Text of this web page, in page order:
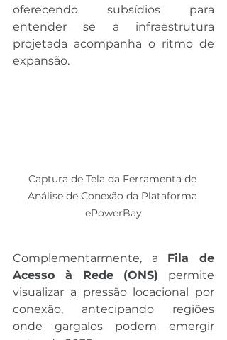
oferecendo subsídios para
entender se a infraestrutura
projetada acompanha o ritmo de
expansão.
Captura de Tela da Ferramenta de
Análise de Conexão da Plataforma
ePowerBay
Complementarmente, a Fila de
Acesso à Rede (ONS) permite
visualizar a pressão locacional por
conexão, antecipando regiões
onde gargalos podem emergir